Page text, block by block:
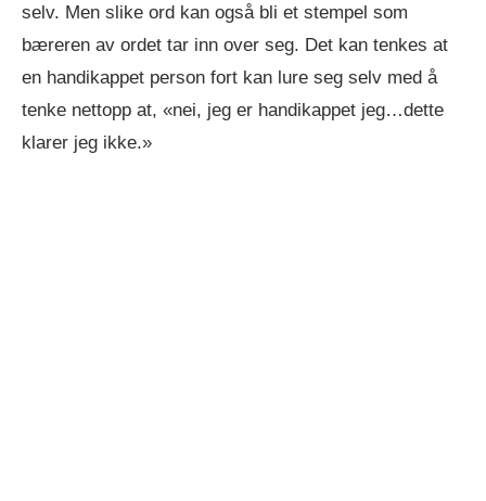
selv. Men slike ord kan også bli et stempel som
bæreren av ordet tar inn over seg. Det kan tenkes at
en handikappet person fort kan lure seg selv med å
tenke nettopp at, «nei, jeg er handikappet jeg…dette
klarer jeg ikke.»